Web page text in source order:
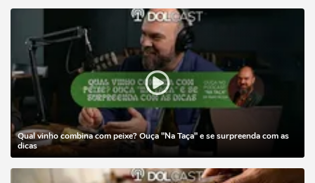
Qual vinho combina com peixe? Ouça "Na Taça" e se surpreenda com as
dicas